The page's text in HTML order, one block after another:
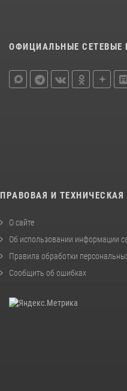
ОФИЦИАЛЬНЫЕ СЕТЕВЫЕ
ПРАВОВАЯ И
О сайте
Об использовании информации
Правила обработки
Сообщить об ошибках